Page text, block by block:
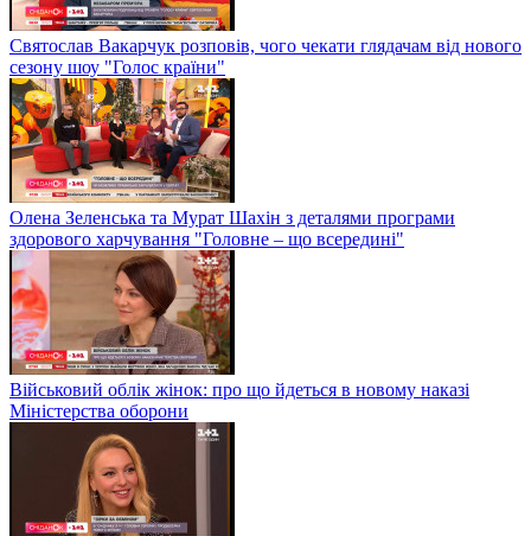
Святослав Вакарчук розповів, чого чекати глядачам від нового
сезону шоу "Голос країни"
Олена Зеленська та Мурат Шахін з деталями програми
здорового харчування "Головне – що всередині"
Військовий облік жінок: про що йдеться в новому наказі
Міністерства оборони